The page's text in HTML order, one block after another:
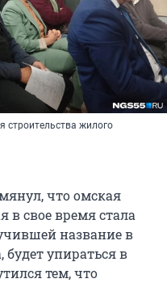
строительства жилого
что омская
в свое время стала
название в
упираться в
тем, что